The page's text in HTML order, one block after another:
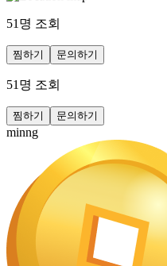
51 명 조회
찜하기 문의하기
51 명 조회
찜하기 문의하기
minng